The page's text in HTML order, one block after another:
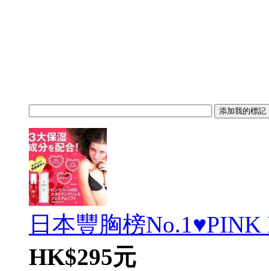
日本豐胸榜No.1♥PINK
HK$295元